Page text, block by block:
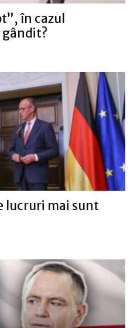
în cazul
lucruri mai sunt